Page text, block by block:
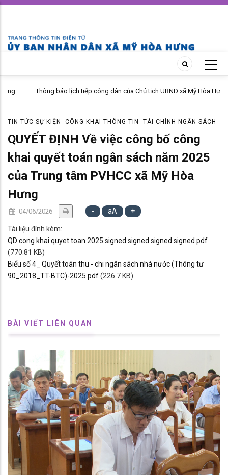
Skip
content
Thông báo lịch tiếp công dân của Chủ tịch UBND xã Mỹ Hòa Hưng
TIN TỨC SỰ KIỆN CÔNG KHAI THÔNG TIN TÀI CHÍNH NGÂN SÁCH
QUYẾT ĐỊNH Về việc công bố công
khai quyết toán ngân sách năm 2025
của Trung tâm PVHCC xã Mỹ Hòa
Hưng
04/06/2026 - aA +
Tài liệu đính kèm:
QD cong khai quyet toan 2025.signed.signed.signed.signed.pdf
(770.81 KB)
Biểu số 4_ Quyết toán thu - chi ngân sách nhà nước (Thông tư
90_2018_TT-BTC)-2025.pdf(226.7 KB)
BÀI VIẾT LIÊN QUAN